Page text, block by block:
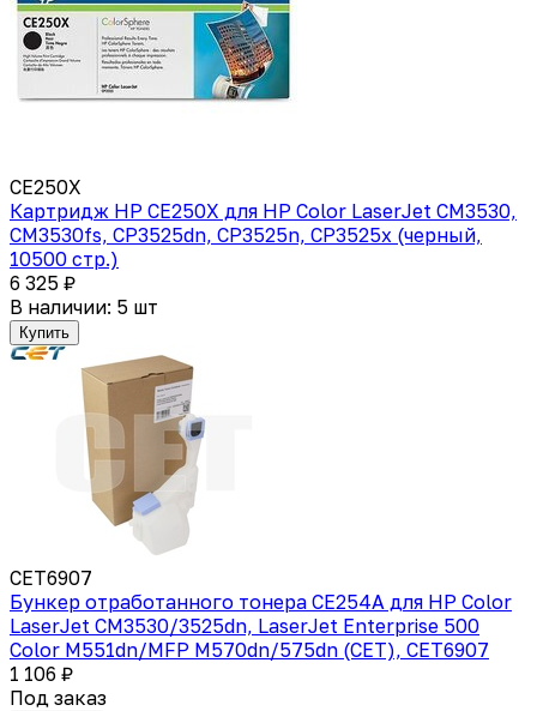
CE250X
Картридж HP CE250X для HP Color LaserJet CM3530,
CM3530fs, CP3525dn, CP3525n, CP3525x (черный,
10500 стр.)
6 325 ₽
В наличии: 5 шт
Купить
CET6907
Бункер отработанного тонера CE254A для HP Color
LaserJet CM3530/3525dn, LaserJet Enterprise 500
Color M551dn/MFP M570dn/575dn (CET), CET6907
1 106 ₽
Под заказ